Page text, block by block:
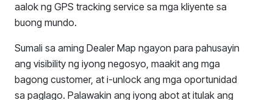
aalok ng GPS tracking service sa mga kliyente sa
buong mundo.
Sumali sa aming Dealer Map ngayon para pahusayin
ang visibility ng iyong negosyo, maakit ang mga
bagong customer, at i-unlock ang mga oportunidad
sa paglago. Palawakin ang iyong abot at itulak ang